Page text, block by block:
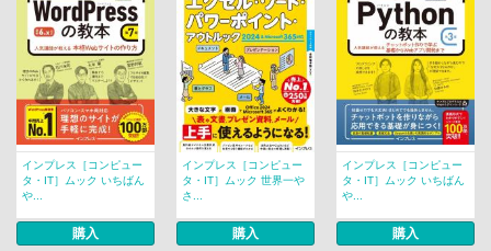
インプレス［コンピュー
タ・IT］ムック いちばん
や...
購入
インプレス［コンピュー
タ・IT］ムック 世界一や
さ...
購入
インプレス［コンピュー
タ・IT］ムック いちばん
や...
購入